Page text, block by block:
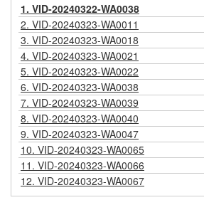
1. VID-20240322-WA0038
2. VID-20240323-WA0011
3. VID-20240323-WA0018
4. VID-20240323-WA0021
5. VID-20240323-WA0022
6. VID-20240323-WA0038
7. VID-20240323-WA0039
8. VID-20240323-WA0040
9. VID-20240323-WA0047
10. VID-20240323-WA0065
11. VID-20240323-WA0066
12. VID-20240323-WA0067